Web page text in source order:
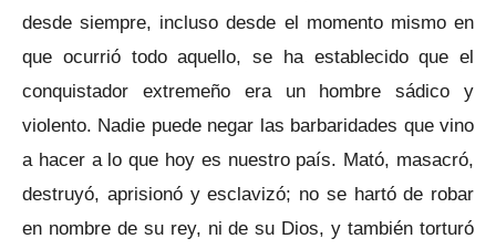
desde siempre, incluso desde el momento mismo en
que ocurrió todo aquello, se ha establecido que el
conquistador extremeño era un hombre sádico y
violento. Nadie puede negar las barbaridades que vino
a hacer a lo que hoy es nuestro país. Mató, masacró,
destruyó, aprisionó y esclavizó; no se hartó de robar
en nombre de su rey, ni de su Dios, y también torturó